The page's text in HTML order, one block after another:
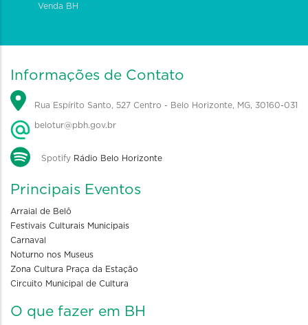
Venda BH
Informações de Contato
Rua Espírito Santo, 527 Centro - Belo Horizonte, MG, 30160-031
belotur@pbh.gov.br
Spotify Rádio Belo Horizonte
Principais Eventos
Arraial de Belô
Festivais Culturais Municipais
Carnaval
Noturno nos Museus
Zona Cultura Praça da Estação
Circuito Municipal de Cultura
O que fazer em BH